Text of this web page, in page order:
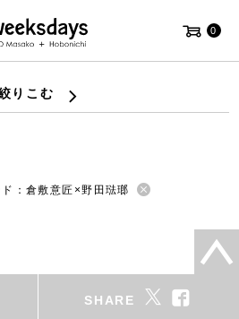
0
りこむ
ド：倉敷意匠×野田琺瑯
SHARE